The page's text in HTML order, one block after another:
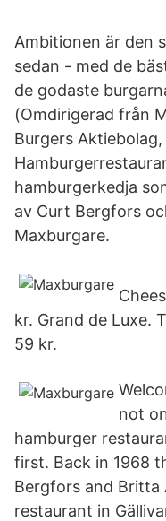
Ambitionen är den
sedan - med de
de godaste
(Omdirigerad från
Burgers
hamburgerkedja
av Curt Bergfors
Maxburgare.
kr. Grand de Luxe.
59 kr.
not
hamburger
first. Back in 1968
Bergfors and Britta
restaurant in